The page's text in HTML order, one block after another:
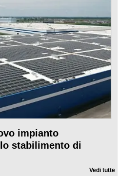
impianto
stabilimento di
Vedi tutte